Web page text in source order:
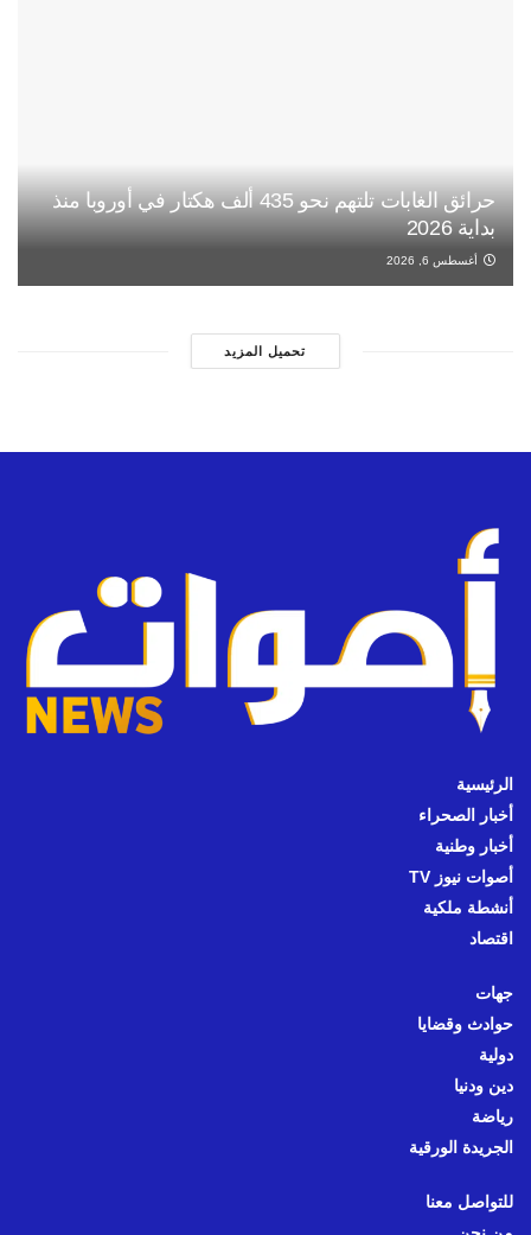
حرائق الغابات تلتهم نحو 435 ألف هكتار في أوروبا منذ
بداية 2026
أغسطس 6, 2026
تحميل المزيد
الرئيسية
أخبار الصحراء
أخبار وطنية
أصوات نيوز TV
أنشطة ملكية
اقتصاد
جهات
حوادث وقضايا
دولية
دين ودنيا
رياضة
الجريدة الورقية
للتواصل معنا